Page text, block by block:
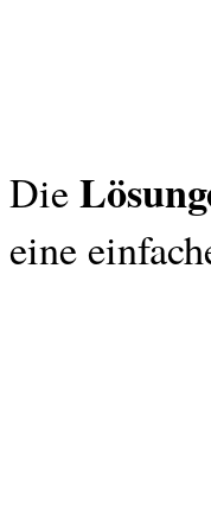
Die
eine